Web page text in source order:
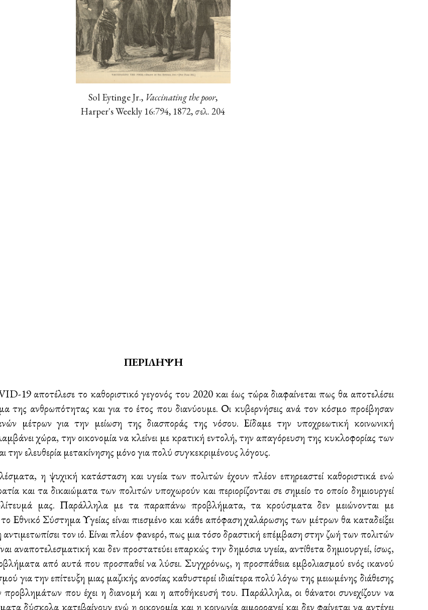
Sol Eytinge Jr., Vaccinating the poor,
Harper's Weekly 16:794, 1872, σελ. 204
ΠΕΡΙΛΗΨΗ
19 αποτέλεσε το καθοριστικό γεγονός του 2020 και έως τώρα διαφαίνεται πως θα αποτελέσει
της ανθρωπότητας και για το έτος που διανύουμε. Οι κυβερνήσεις ανά τον κόσμο προέβησαν
μέτρων για την μείωση της διασποράς της νόσου. Είδαμε την υποχρεωτική κοινωνική
χώρα, την οικονομία να κλείνει με κρατική εντολή, την απαγόρευση της κυκλοφορίας των
την ελευθερία μετακίνησης μόνο για πολύ συγκεκριμένους λόγους.
η ψυχική κατάσταση και υγεία των πολιτών έχουν πλέον επηρεαστεί καθοριστικά ενώ
και τα δικαιώματα των πολιτών υποχωρούν και περιορίζονται σε σημείο το οποίο δημιουργεί
μας. Παράλληλα με τα παραπάνω προβλήματα, τα κρούσματα δεν μειώνονται με
Εθνικό Σύστημα Υγείας είναι πιεσμένο και κάθε απόφαση χαλάρωσης των μέτρων θα καταδείξει
τον ιό. Είναι πλέον φανερό, πως μια τόσο δραστική επέμβαση στην ζωή των πολιτών
αναποτελεσματική και δεν προστατεύει επαρκώς την δημόσια υγεία, αντίθετα δημιουργεί, ίσως,
από αυτά που προσπαθεί να λύσει. Συγχρόνως, η προσπάθεια εμβολιασμού ενός ικανού
για την επίτευξη μιας μαζικής ανοσίας καθυστερεί ιδιαίτερα πολύ λόγω της μειωμένης διάθεσης
προβλημάτων που έχει η διανομή και η αποθήκευσή του. Παράλληλα, οι θάνατοι συνεχίζουν να
δύσκολα κατεβαίνουν ενώ η οικονομία και η κοινωνία αιμορραγεί και δεν φαίνεται να αντέχει